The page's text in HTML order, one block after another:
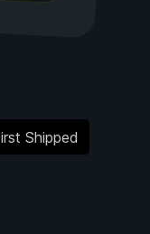
Shipped